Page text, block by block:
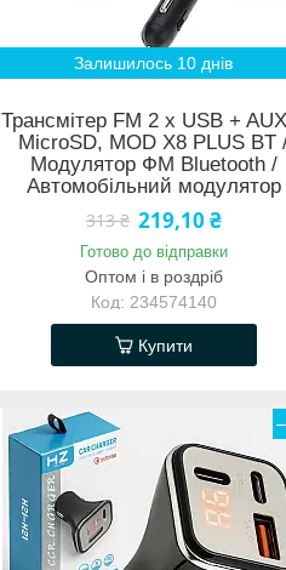
Залишилось 10 днів
Трансмітер FM 2 х USB +
MicroSD, MOD X8 PLUS BT
Модулятор ФМ Bluetooth /
Автомобільний модулятор
313 ₴ 219,10 ₴
Готово до відправки
Оптом і в роздріб
234574140
Купити